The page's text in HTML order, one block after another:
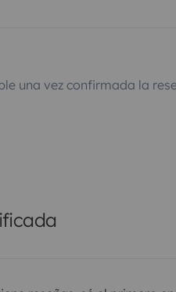
una vez confirmada la